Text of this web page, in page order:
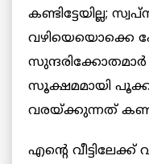
കണ്ടിട്ടേയില്ല;
വഴിയെയൊക്കെ
സുന്ദരിക്കോതമാര്‍
സൂക്ഷമമായി
വരയ്ക്കുന്നത്
എന്റെ വീട്ടിലേക്ക്